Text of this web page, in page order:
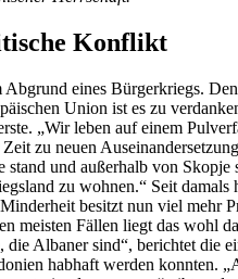
Konflikt
Abgrund eines Bürgerkriegs.
Union ist es zu
„Wir leben auf einem
zu neuen
stand und außerhalb von Skopje
zu wohnen.“ Seit damals
besitzt nun viel mehr
meisten Fällen liegt das wohl
die Albaner sind“, berichtet die
habhaft werden konnten.